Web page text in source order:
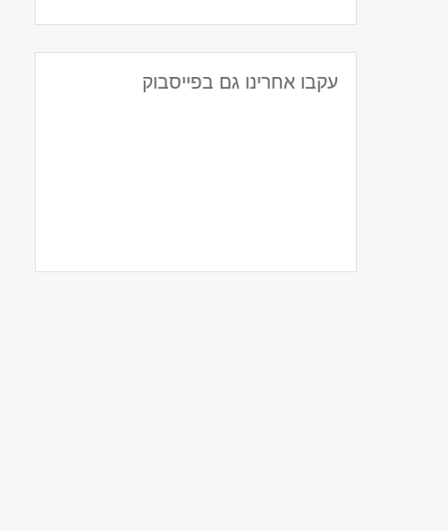
עקבו אחרינו גם בפייסבוק